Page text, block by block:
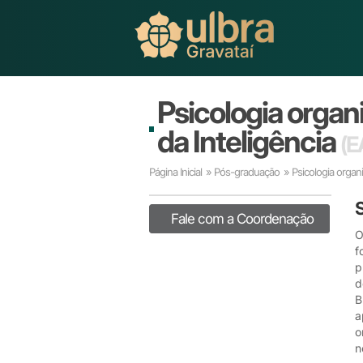
Psicologia
da Inteligência
Página Inicial » Pós-graduação » Psicologia
Fale com a Coordenação